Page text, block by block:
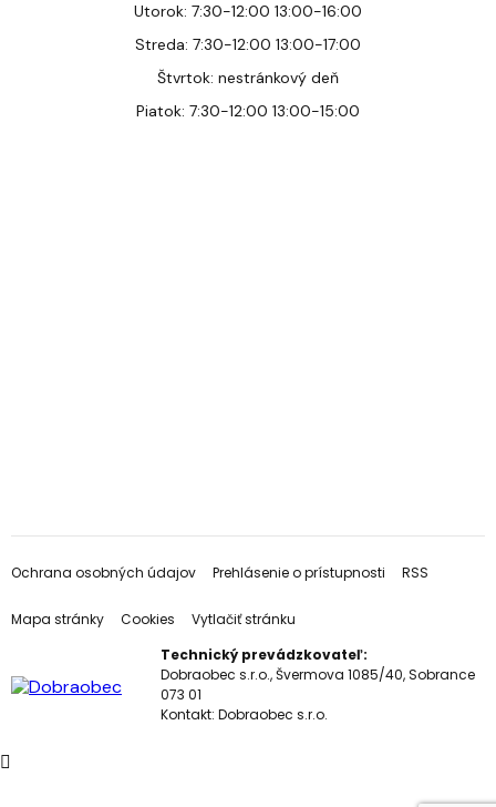
Utorok: 7:30-12:00 13:00-16:00
Streda: 7:30-12:00 13:00-17:00
Štvrtok: nestránkový deň
Piatok: 7:30-12:00 13:00-15:00
Ochrana osobných údajov Prehlásenie o prístupnosti RSS
Mapa stránky Cookies
Vytlačiť stránku
Technický prevádzkovateľ:
Dobraobec s.r.o., Švermova 1085/40, Sobrance
073 01
Kontakt: Dobraobec s.r.o.